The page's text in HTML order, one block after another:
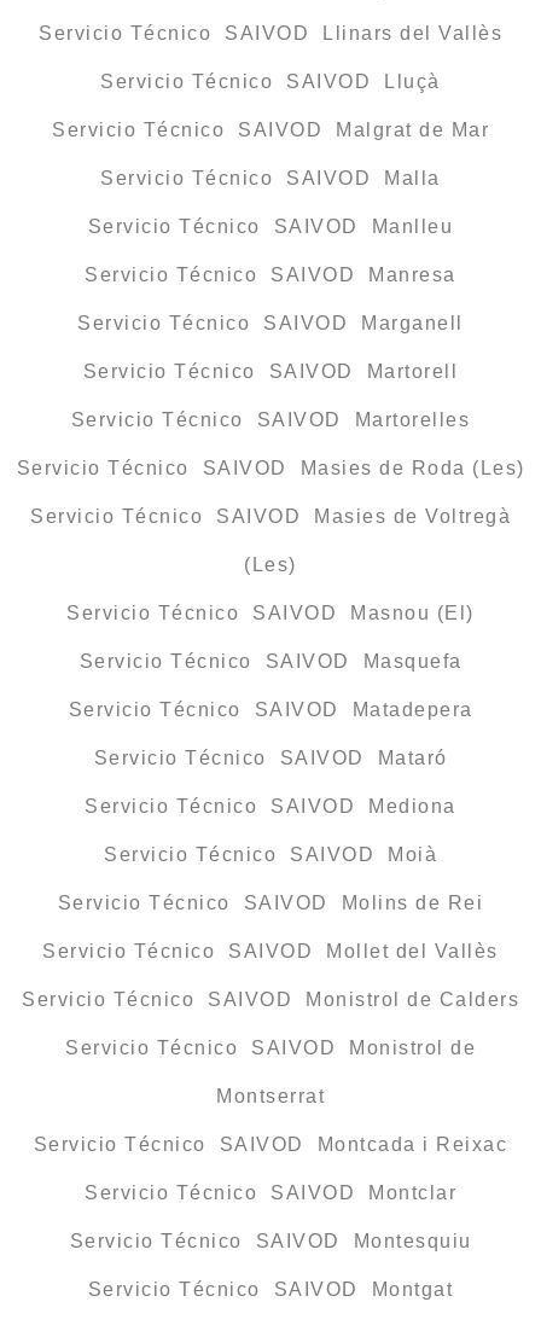
Servicio Técnico SAIVOD Llinars del Vallès
Servicio Técnico SAIVOD Lluçà
Servicio Técnico SAIVOD Malgrat de Mar
Servicio Técnico SAIVOD Malla
Servicio Técnico SAIVOD Manlleu
Servicio Técnico SAIVOD Manresa
Servicio Técnico SAIVOD Marganell
Servicio Técnico SAIVOD Martorell
Servicio Técnico SAIVOD Martorelles
Servicio Técnico SAIVOD Masies de Roda (Les)
Servicio Técnico SAIVOD Masies de Voltregà
(Les)
Servicio Técnico SAIVOD Masnou (El)
Servicio Técnico SAIVOD Masquefa
Servicio Técnico SAIVOD Matadepera
Servicio Técnico SAIVOD Mataró
Servicio Técnico SAIVOD Mediona
Servicio Técnico SAIVOD Moià
Servicio Técnico SAIVOD Molins de Rei
Servicio Técnico SAIVOD Mollet del Vallès
Servicio Técnico SAIVOD Monistrol de Calders
Servicio Técnico SAIVOD Monistrol de
Montserrat
Servicio Técnico SAIVOD Montcada i Reixac
Servicio Técnico SAIVOD Montclar
Servicio Técnico SAIVOD Montesquiu
Servicio Técnico SAIVOD Montgat